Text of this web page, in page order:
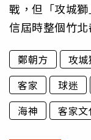
戰，但「攻城
信屆時整個竹
鄭朝方 攻城
客家
球迷
海神
客家文